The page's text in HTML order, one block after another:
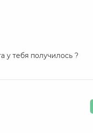
у тебя получилось ?